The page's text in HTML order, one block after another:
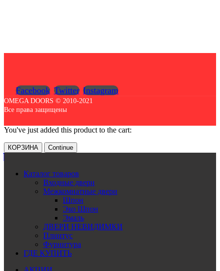
Facebook Twitter Instagram
OMEGA DOORS © 2010-2021
Все права защищены
You've just added this product to the cart:
КОРЗИНА Continue
Каталог товаров
Входные двери
Межкомнатные двери
Шпон
Эко Шпон
Эмаль
ДВЕРИ НЕВИДИМКИ
Плинтус
Фурнитура
ГДЕ КУПИТЬ